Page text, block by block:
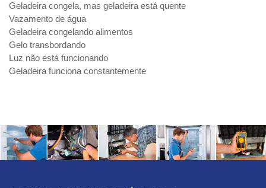
Geladeira congela, mas geladeira está quente
Vazamento de água
Geladeira congelando alimentos
Gelo transbordando
Luz não está funcionando
Geladeira funciona constantemente